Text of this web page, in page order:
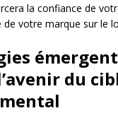
la confiance de
de votre marque sur le
du